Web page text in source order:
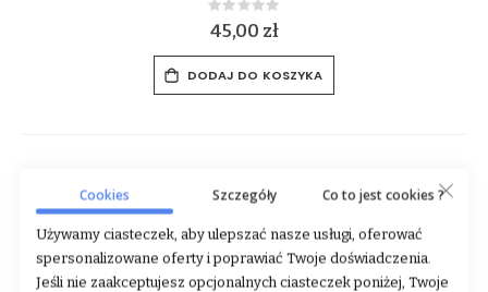
Rating:
0%
6,00 zł
DODAJ DO KOSZYKA
Cookies Szczegóły Co to jest cookies ?
Używamy ciasteczek, aby ulepszać nasze usługi, oferować
spersonalizowane oferty i poprawiać Twoje doświadczenia.
Jeśli nie zaakceptujesz opcjonalnych ciasteczek poniżej, Twoje